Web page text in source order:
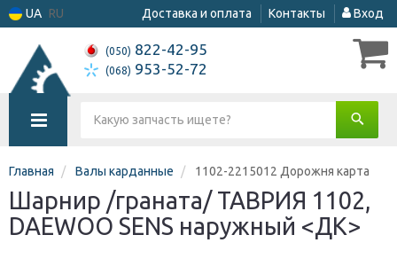
UA RU Доставка и оплата Контакты Вход
(050) 822-42-95
(068) 953-52-72
Главная Валы карданные 1102-2215012 Дорожня карта
Шарнир /граната/ ТАВРИЯ 1102,
DAEWOO SENS наружный <ДК>